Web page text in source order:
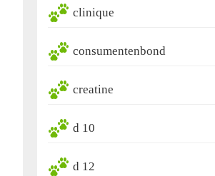
clinique
consumentenbond
creatine
d 10
d 12